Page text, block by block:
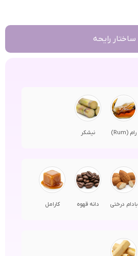
ساختار رایحه
رام (Rum) نیشکر
بادام درختی دانه قهوه کارامل